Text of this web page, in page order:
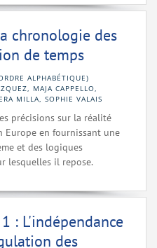
chronologie des
de temps
ALPHABÉTIQUE)
MAJA CAPPELLO,
MILLA, SOPHIE VALAIS
précisions sur la réalité
Europe en fournissant une
et des logiques
lesquelles il repose.
: L'indépendance
des